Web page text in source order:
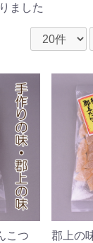
ました
こつ
郡上の